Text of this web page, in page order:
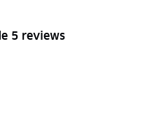
5 reviews